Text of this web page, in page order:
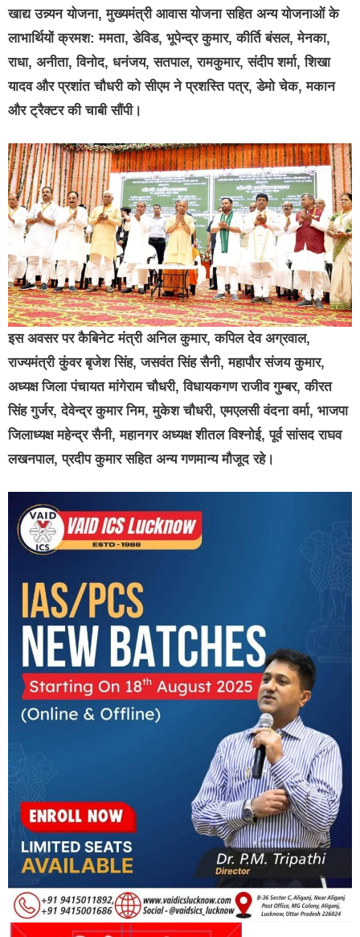
खाद्य उन्न्यन योजना, मुख्यमंत्री आवास योजना सहित अन्य योजनाओं के
लाभार्थियों क्रमश: ममता, डेविड, भूपेन्द्र कुमार, कीर्ति बंसल, मेनका,
राधा, अनीता, विनोद, धनंजय, सतपाल, रामकुमार, संदीप शर्मा, शिखा
यादव और प्रशांत चौधरी को सीएम ने प्रशस्ति पत्र, डेमो चेक, मकान
और ट्रैक्टर की चाबी सौंपी।
इस अवसर पर कैबिनेट मंत्री अनिल कुमार, कपिल देव अग्रवाल,
राज्यमंत्री कुंवर बृजेश सिंह, जसवंत सिंह सैनी, महापौर संजय कुमार,
अध्यक्ष जिला पंचायत मांगेराम चौधरी, विधायकगण राजीव गुम्बर, कीरत
सिंह गुर्जर, देवेन्द्र कुमार निम, मुकेश चौधरी, एमएलसी वंदना वर्मा, भाजपा
जिलाध्यक्ष महेन्द्र सैनी, महानगर अध्यक्ष शीतल विश्नोई, पूर्व सांसद राघव
लखनपाल, प्रदीप कुमार सहित अन्य गणमान्य मौजूद रहे।